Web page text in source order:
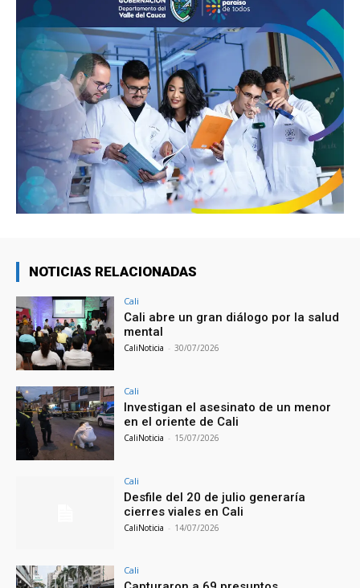
NOTICIAS RELACIONADAS
Cali
Cali abre un gran diálogo por la salud
mental
CaliNoticia - 30/07/2026
Cali
Investigan el asesinato de un menor
en el oriente de Cali
CaliNoticia - 15/07/2026
Cali
Desfile del 20 de julio generaría
cierres viales en Cali
CaliNoticia - 14/07/2026
Cali